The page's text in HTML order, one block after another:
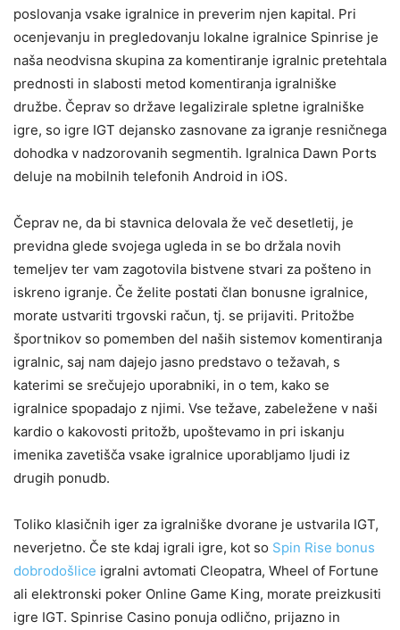
poslovanja vsake igralnice in preverim njen kapital. Pri
ocenjevanju in pregledovanju lokalne igralnice Spinrise je
naša neodvisna skupina za komentiranje igralnic pretehtala
prednosti in slabosti metod komentiranja igralniške
družbe. Čeprav so države legalizirale spletne igralniške
igre, so igre IGT dejansko zasnovane za igranje resničnega
dohodka v nadzorovanih segmentih. Igralnica Dawn Ports
deluje na mobilnih telefonih Android in iOS.
Čeprav ne, da bi stavnica delovala že več desetletij, je
previdna glede svojega ugleda in se bo držala novih
temeljev ter vam zagotovila bistvene stvari za pošteno in
iskreno igranje. Če želite postati član bonusne igralnice,
morate ustvariti trgovski račun, tj. se prijaviti. Pritožbe
športnikov so pomemben del naših sistemov komentiranja
igralnic, saj nam dajejo jasno predstavo o težavah, s
katerimi se srečujejo uporabniki, in o tem, kako se
igralnice spopadajo z njimi. Vse težave, zabeležene v naši
kardio o kakovosti pritožb, upoštevamo in pri iskanju
imenika zavetišča vsake igralnice uporabljamo ljudi iz
drugih ponudb.
Toliko klasičnih iger za igralniške dvorane je ustvarila IGT,
neverjetno. Če ste kdaj igrali igre, kot so Spin Rise bonus
dobrodošlice igralni avtomati Cleopatra, Wheel of Fortune
ali elektronski poker Online Game King, morate preizkusiti
igre IGT. Spinrise Casino ponuja odlično, prijazno in